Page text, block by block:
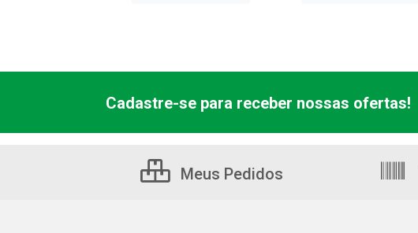
Cadastre-se para receber nossas ofertas!
Meus Pedidos